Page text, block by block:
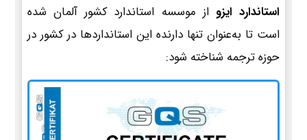
استاندارد ایزو از موسسه استاندارد کشور آلمان شده
است تا به‌عنوان تنها دارنده این استانداردها در کشور در
حوزه ترجمه شناخته شود: